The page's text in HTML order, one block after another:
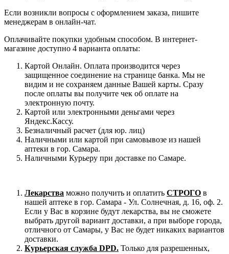
Если возникли вопросы с оформлением заказа, пишите
менеджерам в онлайн-чат.
Оплачивайте покупки удобным способом. В интернет-
магазине доступно 4 варианта оплаты:
Картой Онлайн. Оплата производится через
защищенное соединение на странице банка. Мы не
видим и не сохраняем данные Вашей карты. Сразу
после оплаты вы получите чек об оплате на
электронную почту.
Картой или электронными деньгами через
Яндекс.Кассу.
Безналичный расчет (для юр. лиц)
Наличными или картой при самовывозе из нашей
аптеки в гор. Самара.
Наличными Курьеру при доставке по Самаре.
Лекарства можно получить и оплатить СТРОГО в
нашей аптеке в гор. Самара - Ул. Солнечная, д. 16, оф. 2.
Если у Вас в корзине будут лекарства, вы не сможете
выбрать другой вариант доставки, а при выборе города,
отличного от Самары, у Вас не будет никаких вариантов
доставки.
Курьерская служба DPD. Только для разрешенных,